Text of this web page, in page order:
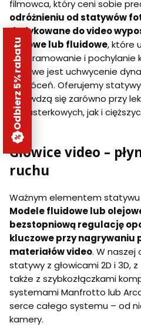
filmowca, który ceni sobie
odróżnieniu od statywów
dedykowane do video
olejowe lub fluidowe, które
panoramowanie i pochylanie
możliwe jest uchwycenie
i zakłóceń. Oferujemy
sprawdzą się zarówno przy
bezlusterkowych, jak i
cine.
Głowice video –
ruchu
Ważnym elementem statywu
Modele fluidowe lub
bezstopniową regulację
kluczowe przy nagrywaniu
materiałów video. W naszej
statywy z głowicami 2D i 3D,
także z szybkozłączkami
systemami Manfrotto lub
serce całego systemu – od
kamery.
Odbierz 5% rabatu